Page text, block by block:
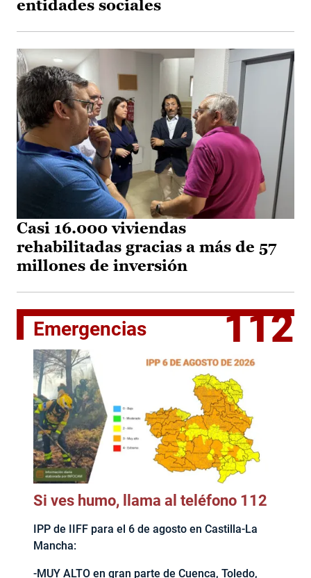
entidades sociales
Casi 16.000 viviendas
rehabilitadas gracias a más de 57
millones de inversión
Emergencias 112
Si ves humo, llama al teléfono 112
IPP de IIFF para el 6 de agosto en Castilla-La
Mancha:
-MUY ALTO en gran parte de Cuenca, Toledo,